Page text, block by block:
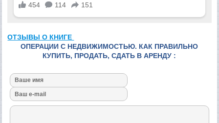
ОТЗЫВЫ О КНИГЕ
ОПЕРАЦИИ С НЕДВИЖИМОСТЬЮ. КАК ПРАВИЛЬНО
КУПИТЬ, ПРОДАТЬ, СДАТЬ В АРЕНДУ :